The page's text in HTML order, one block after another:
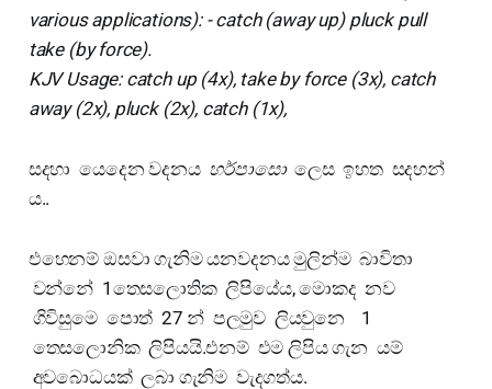
various applications): - catch (away up) pluck pull
take (by force).
KJV Usage: catch up (4x), take by force (3x), catch
away (2x), pluck (2x), catch (1x),
සදහා යෙදෙන වදනය හර්පාසොලෙස ඉහත සදහන්
ය..
එහෙනම් ඔසවා ගැනිම යනවදනය මුලින්ම බාවිතා
වන්නේ 1තෙසලොතික ලිපියේය, මොකද නව
ගිවිසුමෙ පොත් 27 න් පලමුව ලියවුනෙ 1
තෙසලොනික ලිපියයි.එනම් එම ලිපිය ගැන යම්
අවබොධයක් ලබා ගැනිම වැදගත්ය.